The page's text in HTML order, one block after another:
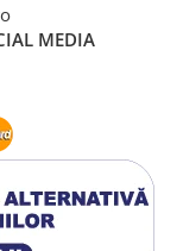
MEDIA